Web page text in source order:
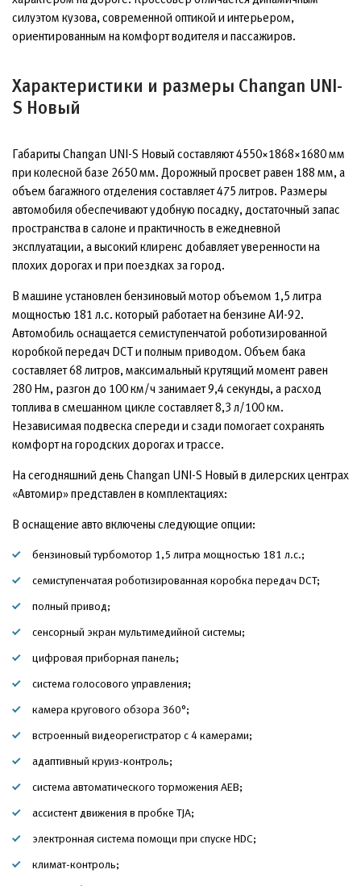
силуэтом кузова, современной оптикой и интерьером,
ориентированным на комфорт водителя и пассажиров.
Характеристики и размеры Changan UNI-
S Новый
Габариты Changan UNI-S Новый составляют 4550×1868×1680 мм
при колесной базе 2650 мм. Дорожный просвет равен 188 мм, а
объем багажного отделения составляет 475 литров. Размеры
автомобиля обеспечивают удобную посадку, достаточный запас
пространства в салоне и практичность в ежедневной
эксплуатации, а высокий клиренс добавляет уверенности на
плохих дорогах и при поездках за город.
В машине установлен бензиновый мотор объемом 1,5 литра
мощностью 181 л.с. который работает на бензине АИ-92.
Автомобиль оснащается семиступенчатой роботизированной
коробкой передач DCT и полным приводом. Объем бака
составляет 68 литров, максимальный крутящий момент равен
280 Нм, разгон до 100 км/ч занимает 9,4 секунды, а расход
топлива в смешанном цикле составляет 8,3 л/100 км.
Независимая подвеска спереди и сзади помогает сохранять
комфорт на городских дорогах и трассе.
На сегодняшний день Changan UNI-S Новый в дилерских центрах
«Автомир» представлен в комплектациях:
В оснащение авто включены следующие опции:
бензиновый турбомотор 1,5 литра мощностью 181 л.с.;
семиступенчатая роботизированная коробка передач DCT;
полный привод;
сенсорный экран мультимедийной системы;
цифровая приборная панель;
система голосового управления;
камера кругового обзора 360°;
встроенный видеорегистратор с 4 камерами;
адаптивный круиз-контроль;
система автоматического торможения AEB;
ассистент движения в пробке TJA;
электронная система помощи при спуске HDC;
климат-контроль;